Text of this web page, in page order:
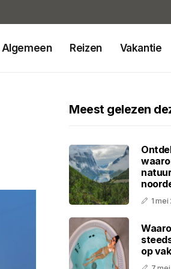
Algemeen Reizen Vakantie
Meest gelezen
1 mei
op